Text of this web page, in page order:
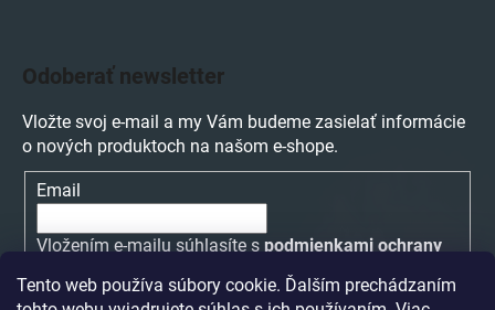
Tento web používa súbory cookie. Ďalším prechádzaním
Odoberať newsletter
Vložte svoj e-mail a my Vám budeme zasielať informácie
o nových produktoch na našom e-shope.
Email
Vložením e-mailu súhlasíte s podmienkami ochrany